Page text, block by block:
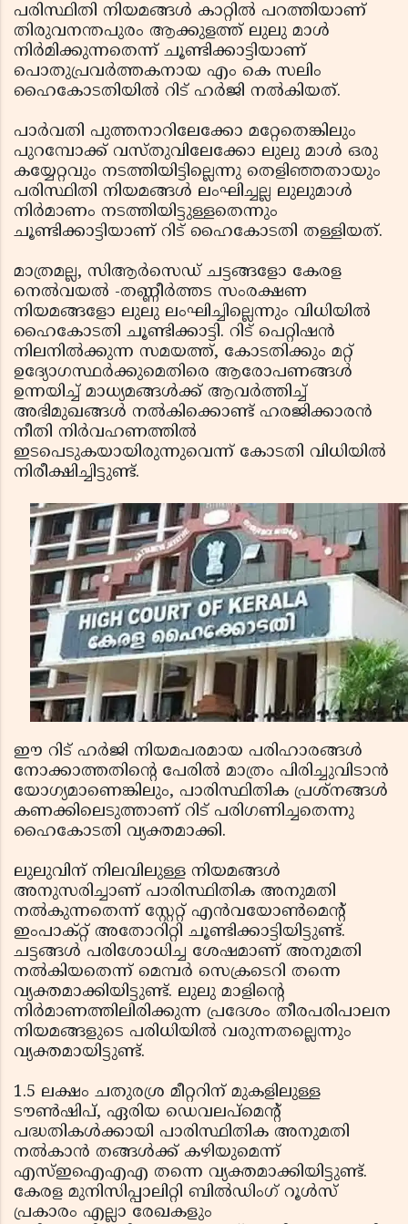
പരിസ്ഥിതി നിയമങ്ങള്‍ കാറ്റില്‍ പറത്തിയാണ്
തിരുവനന്തപുരം ആക്കുളത്ത് ലുലു മാള്‍
നിര്‍മിക്കുന്നതെന്ന് ചൂണ്ടിക്കാട്ടിയാണ്
പൊതുപ്രവര്‍ത്തകനായ എം കെ സലിം
ഹൈകോടതിയില്‍ റിട് ഹര്‍ജി നല്‍കിയത്.
പാര്‍വതി പുത്തനാറിലേക്കോ മറ്റേതെങ്കിലും
പുറമ്പോക്ക് വസ്തുവിലേക്കോ ലുലു മാള്‍ ഒരു
കയ്യേറ്റവും നടത്തിയിട്ടില്ലെന്നു തെളിഞ്ഞതായും
പരിസ്ഥിതി നിയമങ്ങള്‍ ലംഘിച്ചല്ല ലുലുമാള്‍
നിര്‍മാണം നടത്തിയിട്ടുള്ളതെന്നും
ചൂണ്ടിക്കാട്ടിയാണ് റിട് ഹൈകോടതി തള്ളിയത്.
മാത്രമല്ല, സിആര്‍സെഡ് ചട്ടങ്ങളോ കേരള
നെല്‍വയല്‍ -തണ്ണീര്‍ത്തട സംരക്ഷണ
നിയമങ്ങളോ ലുലു ലംഘിച്ചില്ലെന്നും വിധിയില്‍
ഹൈകോടതി ചൂണ്ടിക്കാട്ടി. റിട് പെറ്റിഷന്‍
നിലനില്‍ക്കുന്ന സമയത്ത്, കോടതിക്കും മറ്റ്
ഉദ്യോഗസ്ഥര്‍ക്കുമെതിരെ ആരോപണങ്ങള്‍
ഉന്നയിച്ച് മാധ്യമങ്ങള്‍ക്ക് ആവര്‍ത്തിച്ച്
അഭിമുഖങ്ങള്‍ നല്‍കിക്കൊണ്ട് ഹരജിക്കാരന്‍
നീതി നിര്‍വഹണത്തില്‍
ഇടപെടുകയായിരുന്നുവെന്ന് കോടതി വിധിയില്‍
നിരീക്ഷിച്ചിട്ടുണ്ട്.
ഈ റിട് ഹര്‍ജി നിയമപരമായ പരിഹാരങ്ങള്‍
നോക്കാത്തതിന്റെ പേരില്‍ മാത്രം പിരിച്ചുവിടാന്‍
യോഗ്യമാണെങ്കിലും, പാരിസ്ഥിതിക പ്രശ്‌നങ്ങള്‍
കണക്കിലെടുത്താണ് റിട് പരിഗണിച്ചതെന്നു
ഹൈകോടതി വ്യക്തമാക്കി.
ലുലുവിന് നിലവിലുള്ള നിയമങ്ങള്‍
അനുസരിച്ചാണ് പാരിസ്ഥിതിക അനുമതി
നല്‍കുന്നതെന്ന് സ്റ്റേറ്റ് എന്‍വയോണ്‍മെന്റ്
ഇംപാക്റ്റ് അതോറിറ്റി ചൂണ്ടിക്കാട്ടിയിട്ടുണ്ട്.
ചട്ടങ്ങള്‍ പരിശോധിച്ച ശേഷമാണ് അനുമതി
നല്‍കിയതെന്ന് മെമ്പര്‍ സെക്രടെറി തന്നെ
വ്യക്തമാക്കിയിട്ടുണ്ട്. ലുലു മാളിന്റെ
നിര്‍മാണത്തിലിരിക്കുന്ന പ്രദേശം തീരപരിപാലന
നിയമങ്ങളുടെ പരിധിയില്‍ വരുന്നതല്ലെന്നും
വ്യക്തമായിട്ടുണ്ട്.
1.5 ലക്ഷം ചതുരശ്ര മീറ്ററിന് മുകളിലുള്ള
ടൗണ്‍ഷിപ്, ഏരിയ ഡെവലപ്മെന്റ്
പദ്ധതികള്‍ക്കായി പാരിസ്ഥിതിക അനുമതി
നല്‍കാന്‍ തങ്ങള്‍ക്ക് കഴിയുമെന്ന്
എസ്ഇഐഎഎ തന്നെ വ്യക്തമാക്കിയിട്ടുണ്ട്.
കേരള മുനിസിപ്പാലിറ്റി ബില്‍ഡിംഗ് റൂള്‍സ്
പ്രകാരം എല്ലാ രേഖകളും